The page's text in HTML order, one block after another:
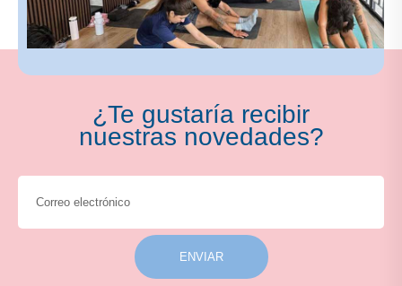
¿Te gustaría recibir
nuestras novedades?
ENVIAR